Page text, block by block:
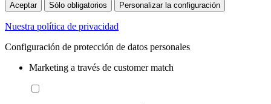
Aceptar Sólo obligatorios Personalizar la configuración
Nuestra política de privacidad
Configuración de protección de datos personales
Marketing a través de customer match